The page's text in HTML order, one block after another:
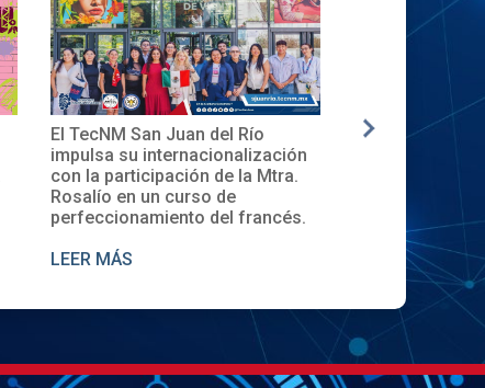
✨🎓Toma de Protesta del Comité
Local del XXXII ENECB-CEA 2025
en el TecNM San Juan del Río
LEER MÁS
La nueva
LEER MÁS